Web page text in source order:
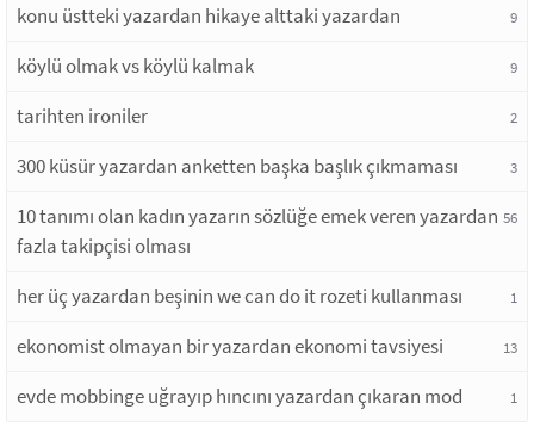
konu üstteki yazardan hikaye alttaki yazardan 9
köylü olmak vs köylü kalmak 9
tarihten ironiler 2
300 küsür yazardan anketten başka başlık çıkmaması 3
10 tanımı olan kadın yazarın sözlüğe emek veren yazardan
fazla takipçisi olması
56
her üç yazardan beşinin we can do it rozeti kullanması 1
ekonomist olmayan bir yazardan ekonomi tavsiyesi 13
evde mobbinge uğrayıp hıncını yazardan çıkaran mod 1